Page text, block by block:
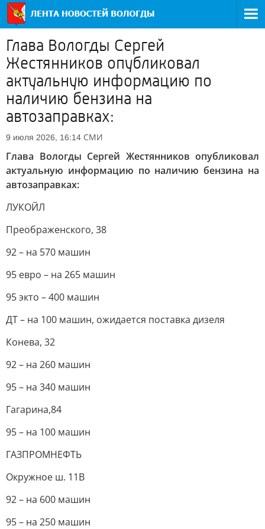
Глава Вологды Сергей
Жестянников опубликовал
актуальную информацию по
наличию бензина на
автозаправках:
9 июля 2026, 16:14 СМИ
Глава Вологды Сергей Жестянников опубликовал
актуальную информацию по наличию бензина на
автозаправках:
ЛУКОЙЛ
Преображенского, 38
92 – на 570 машин
95 евро – на 265 машин
95 экто – 400 машин
ДТ – на 100 машин, ожидается поставка дизеля
Конева, 32
92 – на 260 машин
95 – на 340 машин
Гагарина,84
95 – на 100 машин
ГАЗПРОМНЕФТЬ
Окружное ш. 11В
92 – на 600 машин
95 – на 250 машин